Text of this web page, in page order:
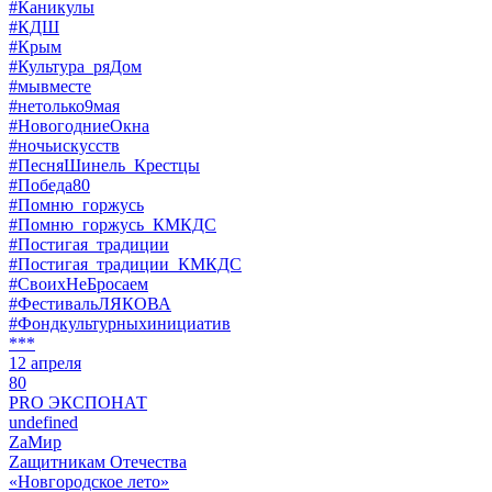
#Каникулы
#КДШ
#Крым
#Культура_ряДом
#мывместе
#нетолько9мая
#НовогодниеОкна
#ночьискусств
#ПесняШинель_Крестцы
#Победа80
#Помню_горжусь
#Помню_горжусь_КМКДС
#Постигая_традиции
#Постигая_традиции_КМКДС
#СвоихНеБросаем
#ФестивальЛЯКОВА
#Фондкультурныхинициатив
***
12 апреля
80
PRO ЭКСПОНАТ
undefined
ZaМир
Zащитникам Отечества
«Новгородское лето»